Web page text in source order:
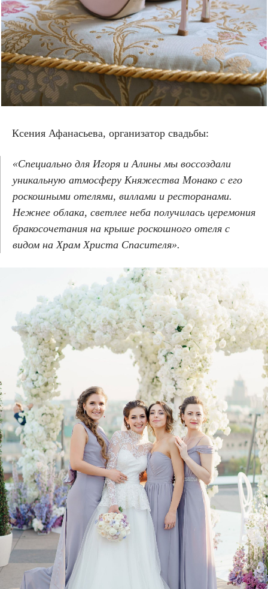
Ксения Афанасьева, организатор свадьбы:
«Специально для Игоря и Алины мы воссоздали
уникальную атмосферу Княжества Монако с его
роскошными отелями, виллами и ресторанами.
Нежнее облака, светлее неба получилась церемония
бракосочетания на крыше роскошного отеля с
видом на Храм Христа Спасителя».